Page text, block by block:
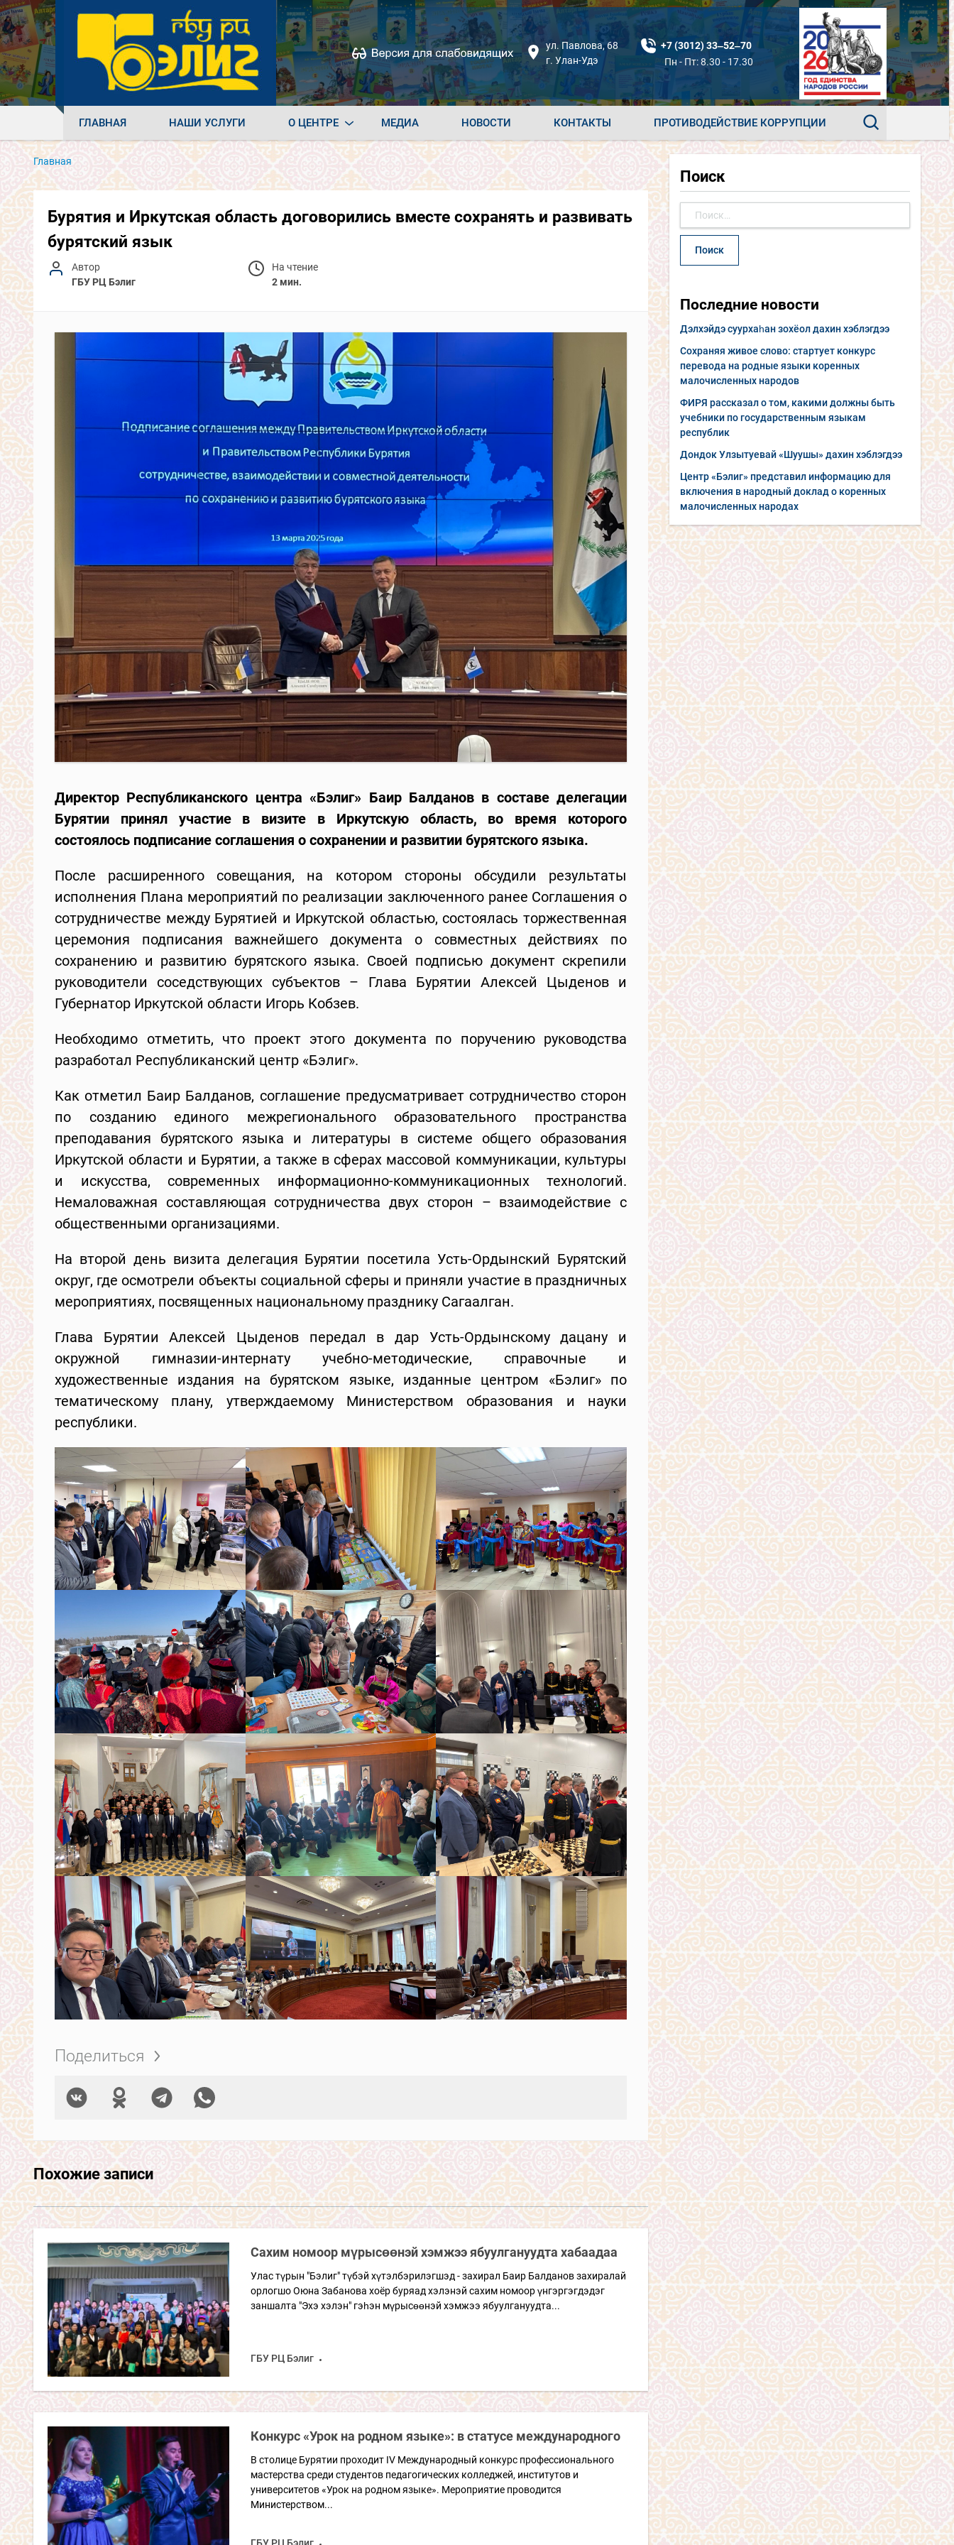
ул. Павлова, 68
г. Улан-Удэ
+7 (3012) 33‒52‒70
Пн - Пт: 8.30 - 17.30
ГЛАВНАЯ НАШИ УСЛУГИ О ЦЕНТРЕ МЕДИА НОВОСТИ КОНТАКТЫ ПРОТИВОДЕЙСТВИЕ КОРРУПЦИИ
Главная
Бурятия и Иркутская область договорились вместе сохранять и развивать
бурятский язык
Автор
ГБУ РЦ Бэлиг
На чтение
2 мин.
Директор Республиканского центра «Бэлиг» Баир Балданов в составе делегации
Бурятии принял участие в визите в Иркутскую область, во время которого
состоялось подписание соглашения о сохранении и развитии бурятского языка.
После расширенного совещания, на котором стороны обсудили результаты
исполнения Плана мероприятий по реализации заключенного ранее Соглашения о
сотрудничестве между Бурятией и Иркутской областью, состоялась торжественная
церемония подписания важнейшего документа о совместных действиях по
сохранению и развитию бурятского языка. Своей подписью документ скрепили
руководители соседствующих субъектов – Глава Бурятии Алексей Цыденов и
Губернатор Иркутской области Игорь Кобзев.
Необходимо отметить, что проект этого документа по поручению руководства
разработал Республиканский центр «Бэлиг».
Как отметил Баир Балданов, соглашение предусматривает сотрудничество сторон
по созданию единого межрегионального образовательного пространства
преподавания бурятского языка и литературы в системе общего образования
Иркутской области и Бурятии, а также в сферах массовой коммуникации, культуры
и искусства, современных информационно-коммуникационных технологий.
Немаловажная составляющая сотрудничества двух сторон – взаимодействие с
общественными организациями.
На второй день визита делегация Бурятии посетила Усть-Ордынский Бурятский
округ, где осмотрели объекты социальной сферы и приняли участие в праздничных
мероприятиях, посвященных национальному празднику Сагаалган.
Глава Бурятии Алексей Цыденов передал в дар Усть-Ордынскому дацану и
окружной гимназии-интернату учебно-методические, справочные и
художественные издания на бурятском языке, изданные центром «Бэлиг» по
тематическому плану, утверждаемому Министерством образования и науки
республики.
Поделиться
Похожие записи
Сахим номоор мүрысөөнэй хэмжээ ябуулгануудта хабаадаа
Улас түрын "Бэлиг" түбэй хүтэлбэрилэгшэд - захирал Баир Балданов захиралай
орлогшо Оюна Забанова хоёр буряад хэлэнэй сахим номоор үнгэргэгдэдэг
заншалта "Эхэ хэлэн" гэһэн мүрысөөнэй хэмжээ ябуулгануудта...
ГБУ РЦ Бэлиг
Конкурс «Урок на родном языке»: в статусе международного
В столице Бурятии проходит IV Международный конкурс профессионального
мастерства среди студентов педагогических колледжей, институтов и
университетов «Урок на родном языке». Мероприятие проводится
Министерством...
Поиск
Последние новости
Дэлхэйдэ суурхаһан зохёол дахин хэблэгдээ
Сохраняя живое слово: стартует конкурс
перевода на родные языки коренных
малочисленных народов
ФИРЯ рассказал о том, какими должны быть
учебники по государственным языкам
республик
Дондок Улзытуевай «Шуушы» дахин хэблэгдээ
Центр «Бэлиг» представил информацию для
включения в народный доклад о коренных
малочисленных народах